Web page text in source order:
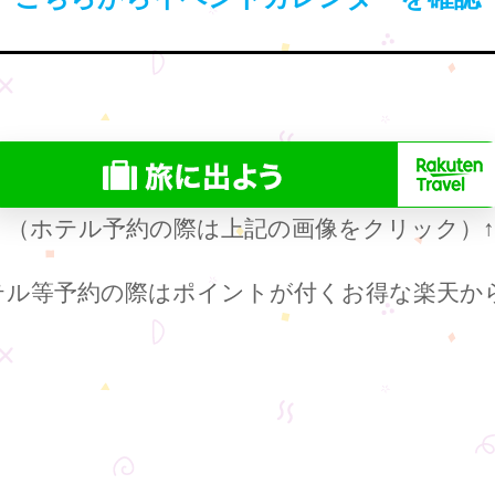
（ホテル予約の際は上記の画像をクリック）
等予約の際はポイントが付くお得な楽天か